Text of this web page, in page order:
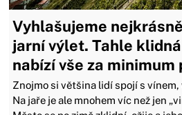
Vyhlašujeme
jarní výlet. Tahle
nabízí vše za minimum
Znojmo si většina lidí spojí s
Na jaře je ale mnohem víc než jen